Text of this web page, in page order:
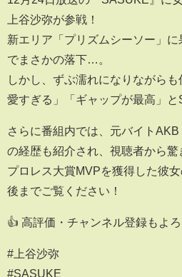
上谷沙弥が参戦！
新エリア「プリズムシーソー」
でまさかの落下…。
しかし、ずぶ濡れになりながら
愛すぎる」「ギャップが最高」と
さらに番組内では、元バイト
の経歴も紹介され、視聴者から驚
プロレス大賞MVPを獲得した彼
後までご覧ください！
👍 高評価・チャンネル登録もよ
#上谷沙弥
#SASUKE